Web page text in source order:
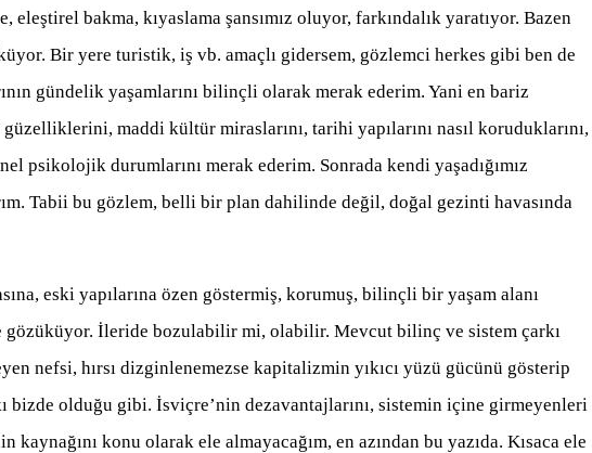
eleştirel bakma, kıyaslama şansımız oluyor, farkındalık yaratıyor. Bazen
Bir yere turistik, iş vb. amaçlı gidersem, gözlemci herkes gibi ben de
gündelik yaşamlarını bilinçli olarak merak ederim. Yani en bariz
maddi kültür miraslarını, tarihi yapılarını nasıl koruduklarını,
psikolojik durumlarını merak ederim. Sonrada kendi yaşadığımız
Tabii bu gözlem, belli bir plan dahilinde değil, doğal gezinti havasında
eski yapılarına özen göstermiş, korumuş, bilinçli bir yaşam alanı
gözüküyor. İleride bozulabilir mi, olabilir. Mevcut bilinç ve sistem çarkı
nefsi, hırsı dizginlenemezse kapitalizmin yıkıcı yüzü gücünü gösterip
bizde olduğu gibi. İsviçre’nin dezavantajlarını, sistemin içine girmeyenleri
konu olarak ele almayacağım, en azından bu yazıda. Kısaca ele